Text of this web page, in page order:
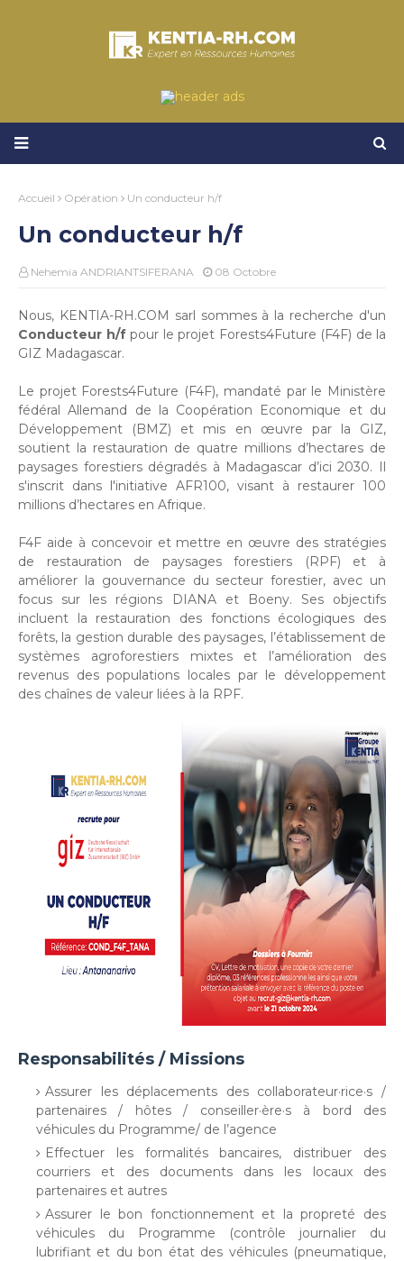
Accueil Opération Un conducteur h/f
Un conducteur h/f
Nehemia ANDRIANTSIFERANA 08 Octobre
Nous, KENTIA-RH.COM sarl sommes à la recherche d'un
Conducteur h/f pour le projet Forests4Future (F4F) de la
GIZ Madagascar.
Le projet Forests4Future (F4F), mandaté par le Ministère
fédéral Allemand de la Coopération Economique et du
Développement (BMZ) et mis en œuvre par la GIZ,
soutient la restauration de quatre millions d’hectares de
paysages forestiers dégradés à Madagascar d’ici 2030. Il
s'inscrit dans l'initiative AFR100, visant à restaurer 100
millions d’hectares en Afrique.
F4F aide à concevoir et mettre en œuvre des stratégies
de restauration de paysages forestiers (RPF) et à
améliorer la gouvernance du secteur forestier, avec un
focus sur les régions DIANA et Boeny. Ses objectifs
incluent la restauration des fonctions écologiques des
forêts, la gestion durable des paysages, l’établissement de
systèmes agroforestiers mixtes et l’amélioration des
revenus des populations locales par le développement
des chaînes de valeur liées à la RPF.
Responsabilités / Missions
Assurer les déplacements des collaborateur·rice·s /
partenaires / hôtes / conseiller·ère·s à bord des
véhicules du Programme/ de l’agence
Effectuer les formalités bancaires, distribuer des
courriers et des documents dans les locaux des
partenaires et autres
Assurer le bon fonctionnement et la propreté des
véhicules du Programme (contrôle journalier du
lubrifiant et du bon état des véhicules (pneumatique,